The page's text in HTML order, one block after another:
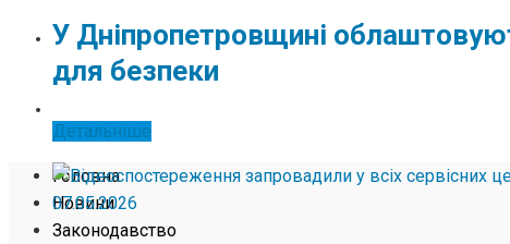
КОМЕНТАР ЕКСПЕРТА
Головна
Новини
Законодавство
У Дніпропетровщині
для безпеки
Детальніше
07.05.2026